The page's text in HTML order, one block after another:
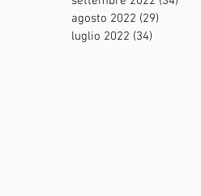
agosto 2022 (29)
luglio 2022 (34)